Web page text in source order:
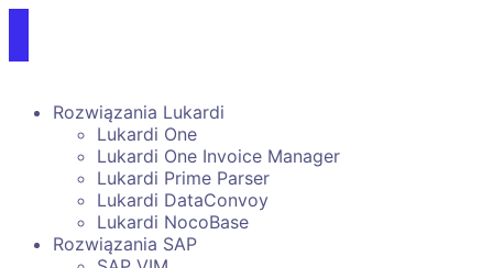
Rozwiązania Lukardi
Lukardi One
Lukardi One Invoice Manager
Lukardi Prime Parser
Lukardi DataConvoy
Lukardi NocoBase
Rozwiązania SAP